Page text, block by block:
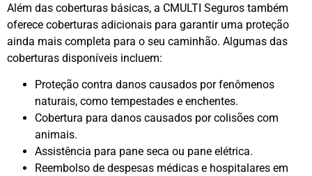
Além das coberturas básicas, a CMULTI Seguros também
oferece coberturas adicionais para garantir uma proteção
ainda mais completa para o seu caminhão. Algumas das
coberturas disponíveis incluem:
Proteção contra danos causados por fenômenos
naturais, como tempestades e enchentes.
Cobertura para danos causados por colisões com
animais.
Assistência para pane seca ou pane elétrica.
Reembolso de despesas médicas e hospitalares em